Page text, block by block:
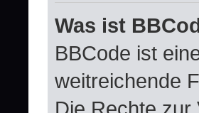
Was ist
BBCode ist
weitreichende